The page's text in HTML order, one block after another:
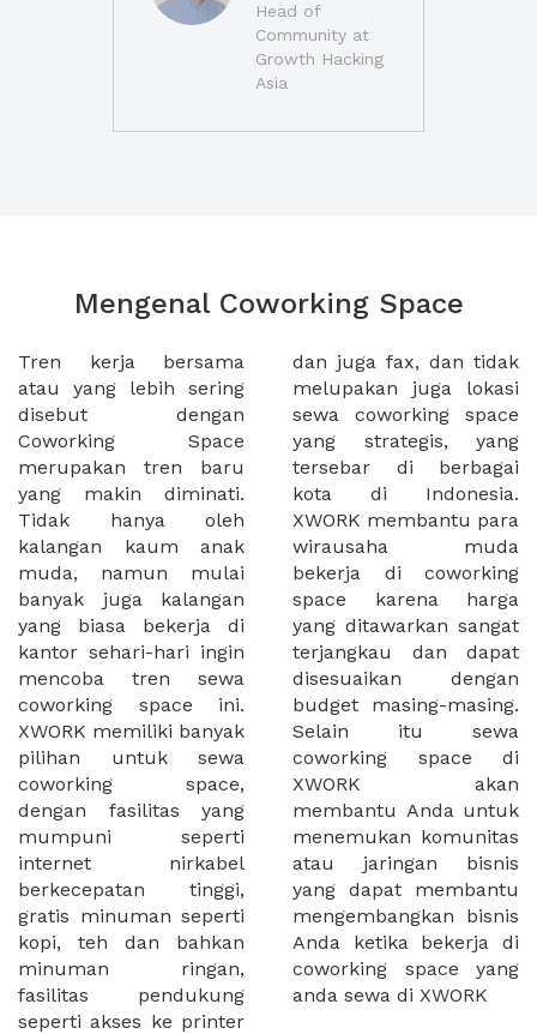
Head of
Community at
Growth Hacking
Asia
Mengenal Coworking Space
Tren kerja bersama
atau yang lebih sering
disebut dengan
Coworking Space
merupakan tren baru
yang makin diminati.
Tidak hanya oleh
kalangan kaum anak
muda, namun mulai
banyak juga kalangan
yang biasa bekerja di
kantor sehari-hari ingin
mencoba tren sewa
coworking space ini.
XWORK memiliki banyak
pilihan untuk sewa
coworking space,
dengan fasilitas yang
mumpuni seperti
internet nirkabel
berkecepatan tinggi,
gratis minuman seperti
kopi, teh dan bahkan
minuman ringan,
fasilitas pendukung
seperti akses ke printer
dan juga fax, dan tidak
melupakan juga lokasi
sewa coworking space
yang strategis, yang
tersebar di berbagai
kota di Indonesia.
XWORK membantu para
wirausaha muda
bekerja di coworking
space karena harga
yang ditawarkan sangat
terjangkau dan dapat
disesuaikan dengan
budget masing-masing.
Selain itu sewa
coworking space di
XWORK akan
membantu Anda untuk
menemukan komunitas
atau jaringan bisnis
yang dapat membantu
mengembangkan bisnis
Anda ketika bekerja di
coworking space yang
anda sewa di XWORK